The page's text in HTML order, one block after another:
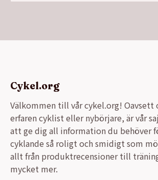
Cykel.org
Välkommen till vår cykel.org! Oavsett
erfaren cyklist eller nybörjare, är vår
att ge dig all information du behöver
cyklande så roligt och smidigt som
allt från produktrecensioner till
mycket mer.